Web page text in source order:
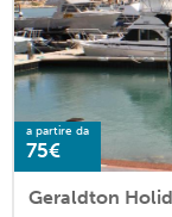
a partire da
75€
Geraldton